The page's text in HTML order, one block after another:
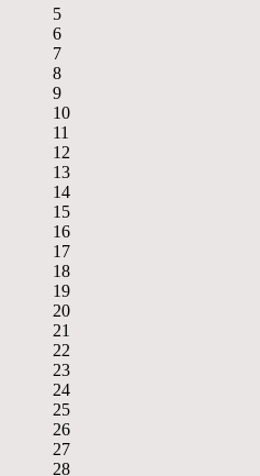
5
6
7
8
9
10
11
12
13
14
15
16
17
18
19
20
21
22
23
24
25
26
27
28